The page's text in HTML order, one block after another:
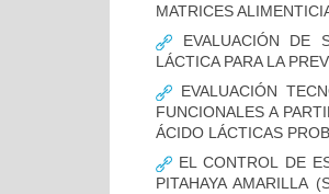
MATRICES
EVALUACIÓN DE
LÁCTICA PARA LA
EVALUACIÓN
FUNCIONALES A
ÁCIDO LÁCTICAS
EL CONTROL DE
PITAHAYA AMARILLA